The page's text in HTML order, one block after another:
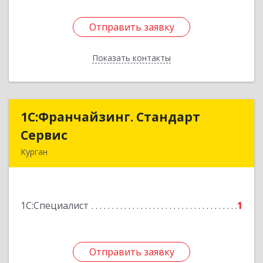
Отправить заявку
Показать контакты
Отправить заявку
Назад
1С:Франчайзинг. Стандарт
Сервис
Курган
1С:Специалист 1
Отправить заявку
1С:Франчайзинг. Стандарт
Подробнее
Отправить заявку